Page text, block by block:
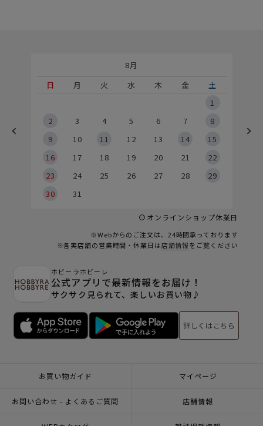
8月
日
月 火 水 木 金
土
1
2
3 4 5 6 7
8
9
10 11 12 13 14
15
16
17 18 19 20 21
22
23
24 25 26 27 28
29
30
31
オンラインショップ休業日
※Webからのご注文は、24時間承っております
※各実店舗の営業時間・休業日は店舗情報をご覧ください
ホビーラホビーレ
公式アプリで最新情報をお届け！
サクサク見られて、楽しいお買い物♪
詳しくはこちら
お買い物ガイド マイページ
お問い合わせ - よくあるご質問 店舗情報